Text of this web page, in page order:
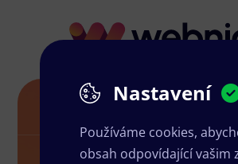
Grafické studio v
Nastavení
Používáme cookies,
obsah odpovídající vašim